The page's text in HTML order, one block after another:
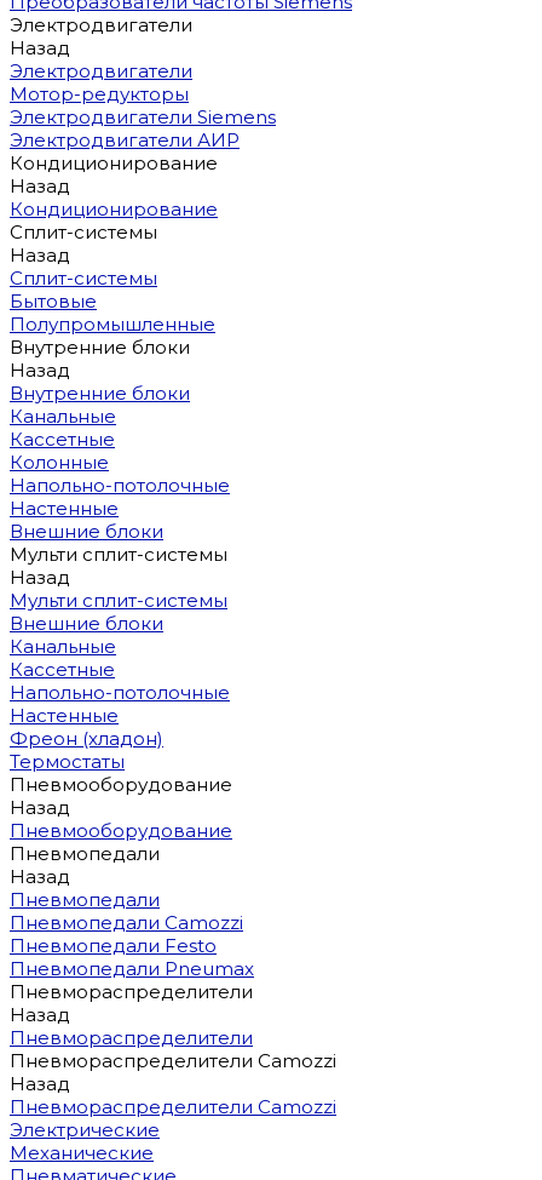
Электродвигатели
Назад
Электродвигатели
Мотор-редукторы
Электродвигатели Siemens
Электродвигатели АИР
Кондиционирование
Назад
Кондиционирование
Сплит-системы
Назад
Сплит-системы
Бытовые
Полупромышленные
Внутренние блоки
Назад
Внутренние блоки
Канальные
Кассетные
Колонные
Напольно-потолочные
Настенные
Внешние блоки
Мульти сплит-системы
Назад
Мульти сплит-системы
Внешние блоки
Канальные
Кассетные
Напольно-потолочные
Настенные
Фреон (хладон)
Термостаты
Пневмооборудование
Назад
Пневмооборудование
Пневмопедали
Назад
Пневмопедали
Пневмопедали Camozzi
Пневмопедали Festo
Пневмопедали Pneumax
Пневмораспределители
Назад
Пневмораспределители
Пневмораспределители Camozzi
Назад
Пневмораспределители Camozzi
Электрические
Механические